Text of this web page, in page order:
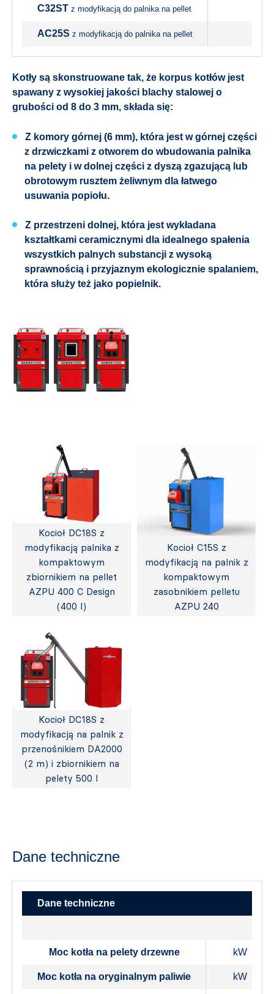
C32ST z modyfikacją do palnika na pellet
AC25S z modyfikacją do palnika na pellet
Kotły są skonstruowane tak, że korpus kotłów jest
spawany z wysokiej jakości blachy stalowej o
grubości od 8 do 3 mm, składa się:
Z komory górnej (6 mm), która jest w górnej części
z drzwiczkami z otworem do wbudowania palnika
na pelety i w dolnej części z dyszą zgazującą lub
obrotowym rusztem żeliwnym dla łatwego
usuwania popiołu.
Z przestrzeni dolnej, która jest wykładana
kształtkami ceramicznymi dla idealnego spałenia
wszystkich palnych substancji z wysoką
sprawnością i przyjaznym ekologicznie spalaniem,
która służy też jako popielnik.
Kocioł DC18S z
modyfikacją palnika z
kompaktowym
zbiornikiem na pellet
AZPU 400 C Design
(400 l)
Kocioł C15S z
modyfikacją na palnik z
kompaktowym
zasobnikiem pelletu
AZPU 240
Kocioł DC18S z
modyfikacją na palnik z
przenośnikiem DA2000
(2 m) i zbiornikiem na
pelety 500 l
Dane techniczne
Dane techniczne
Moc kotła na pelety drzewne kW
Moc kotła na oryginalnym paliwie kW